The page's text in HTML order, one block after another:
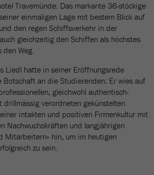
Travemünde. Das markante 36-stöckige
einmaligen Lage mit bestem Blick auf
den regen Schiffsverkehr in der
gleichzeitig den Schiffen als höchstes
den Weg.
Liedl hatte in seiner Eröffnungsrede
Botschaft an die Studierenden: Er wies auf
gleichwohl authentisch-
drillmässig verordneten gekünstelten
intakten und positiven Firmenkultur mit
Nachwuchskräften und langjährigen
Mitarbeitern» hin, um im heutigen
zu sein.